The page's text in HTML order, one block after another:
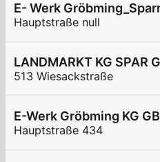
E- Werk
Hauptstraße null
LANDMARKT KG SPAR
513 Wiesackstraße
E-Werk Gröbming KG
Hauptstraße 434